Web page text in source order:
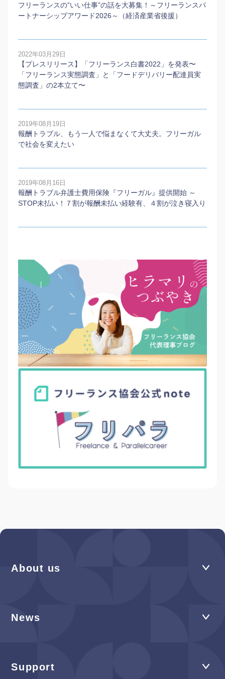
フリーランスの”いい仕事”の話を大募集！～フリーランスパ
ートナーシップアワード2026～（経済産業省後援）
2022年03月29日
【プレスリリース】「フリーランス白書2022」を発表〜
「フリーランス実態調査」と「フードデリバリー配達員実
態調査」の2本⽴て〜
2019年08月19日
報酬トラブル、もう一人で悩まなくて大丈夫。フリーガル
で社会を変えたい
2019年08月16日
報酬トラブル弁護士費用保険『フリーガル』提供開始 ～
STOP未払い！７割が報酬未払い経験有、４割が泣き寝入り
About us
News
Support